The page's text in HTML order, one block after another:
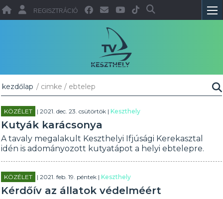
REGISZTRÁCIÓ
kezdőlap / cimke / ebtelep
KÖZÉLET | 2021. dec. 23. csütörtök |Keszthely
Kutyák karácsonya
A tavaly megalakult Keszthelyi Ifjúsági Kerekasztal
idén is adományozott kutyatápot a helyi ebtelepre.
KÖZÉLET | 2021. feb. 19. péntek |Keszthely
Kérdőív az állatok védelméért